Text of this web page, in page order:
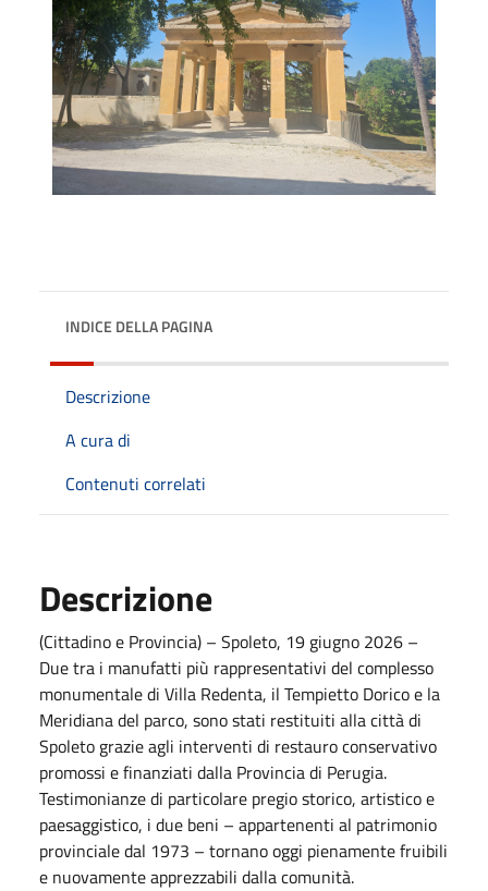
INDICE DELLA PAGINA
Descrizione
A cura di
Contenuti correlati
Descrizione
(Cittadino e Provincia) – Spoleto, 19 giugno 2026 –
Due tra i manufatti più rappresentativi del complesso
monumentale di Villa Redenta, il Tempietto Dorico e la
Meridiana del parco, sono stati restituiti alla città di
Spoleto grazie agli interventi di restauro conservativo
promossi e finanziati dalla Provincia di Perugia.
Testimonianze di particolare pregio storico, artistico e
paesaggistico, i due beni – appartenenti al patrimonio
provinciale dal 1973 – tornano oggi pienamente fruibili
e nuovamente apprezzabili dalla comunità.